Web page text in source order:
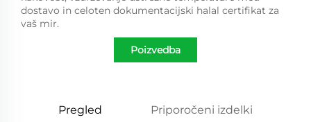
dostavo in celoten dokumentacijski halal certifikat za
vaš mir.
Poizvedba
Pregled Priporočeni izdelki